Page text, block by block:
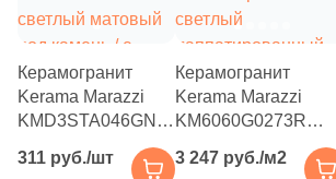
Керамогранит
Kerama Marazzi
KMD3STA046GN
Декор Касабланка
20x20 бежевый
311 руб./шт
Керамогранит
Kerama Marazzi
KM6060G0273R
60x60 серый
3 247 руб./м2